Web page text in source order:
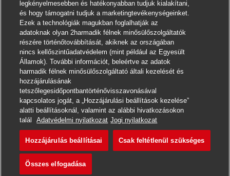
Jelentkezni
Jegyzet Postbote für Pakete und
legkényelmesebben és hatékonyabban tudjuk kialakítani,
és hogy támogatni tudjuk a marketingtevékenységeinket.
Ezek a technológiák magukban foglalhatják az
adatoknak olyan 2harmadik félnek minősülőszolgáltatók
részére történőtovábbítását, akiknek az országában
nincs kellőszintűadatvédelem (mint például az Egyesült
Államok). További információt, beleértve az adatok
harmadik félnek minősülőszolgáltató általi kezelését és
hozzájárulásának
tetszőlegesidőpontbantörténővisszavonásával
kapcsolatos jogát, a „Hozzájárulási beállítások kezelése”
alatti beállításoknál, valamint az alábbi hivatkozásokon
talál
Adatvédelmi nyilatkozat Jogi nyilatkozat
Hozzájárulás beállításai Csak feltétlenül szükséges
Összes elfogadása